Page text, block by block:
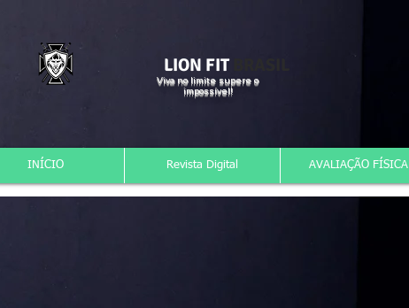
LION FIT
Viva no limite supere o
impossível!
INÍCIO Revista Digital AVALIAÇÃO FÍSICA